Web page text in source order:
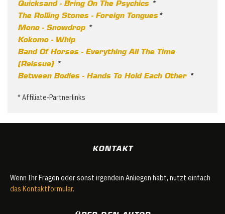
Quicksand - Bring On The Psychics*
The Rolling Stones - Foreign Tongues*
Mono - Snowdrop*
Kokomo - Whip
Band Of Horses - Everything All The Time
(Reissue) *
Between Bodies - Hands To Hold Each Other*
* Affiliate-Partnerlinks
KONTAKT
Wenn Ihr Fragen oder sonst irgendein Anliegen habt, nutzt einfach
das Kontaktformular.